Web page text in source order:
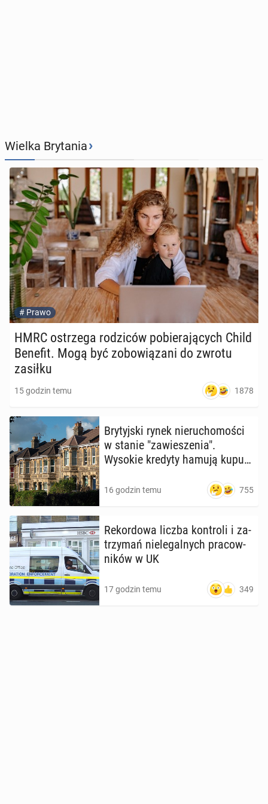
Wielka Brytania›
# Prawo
HMRC ostrze­ga ro­dzi­ców po­bie­ra­ją­cych Child
Benefit. Mogą być zo­bo­wią­za­ni do zwrotu
zasiłku
15 godzin temu 1878
Bry­tyj­ski rynek nie­ru­cho­mo­ści
w stanie "za­wie­sze­nia".
Wysokie kredyty hamują ku­pu­
16 godzin temu 755
Re­kor­do­wa liczba kon­tro­li i za­
trzy­mań nie­le­gal­nych pra­cow­
ni­ków w UK
17 godzin temu 349